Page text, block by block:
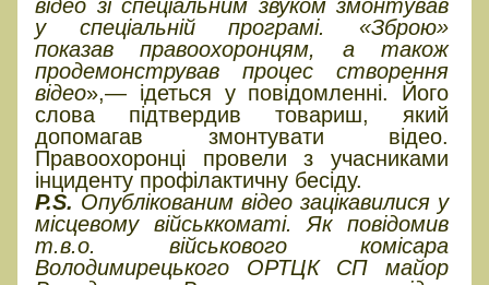
відео зі спеціальним звуком змонтував
у спеціальній програмі. «Зброю»
показав правоохоронцям, а також
продемонстрував процес створення
відео»,— ідеться у повідомленні. Його
слова підтвердив товариш, який
допомагав змонтувати відео.
Правоохоронці провели з учасниками
інциденту профілактичну бесіду.
P.S. Опублікованим відео зацікавилися у
місцевому військкоматі. Як повідомив
т.в.о. військового комісара
Володимирецького ОРТЦК СП майор